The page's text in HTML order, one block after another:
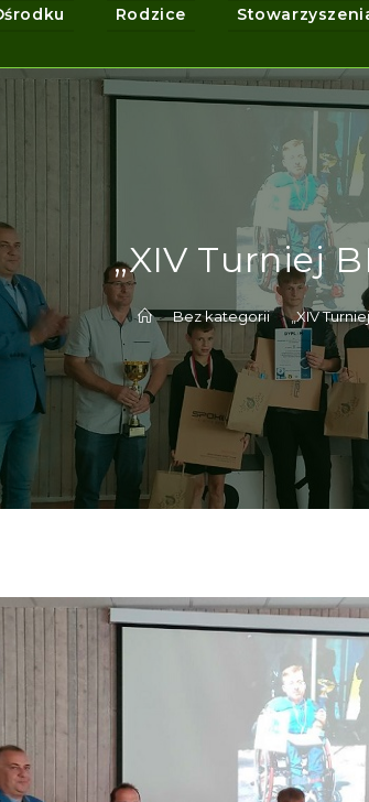
Rodzice
„XIV Turniej
> Bez kategorii > „XIV